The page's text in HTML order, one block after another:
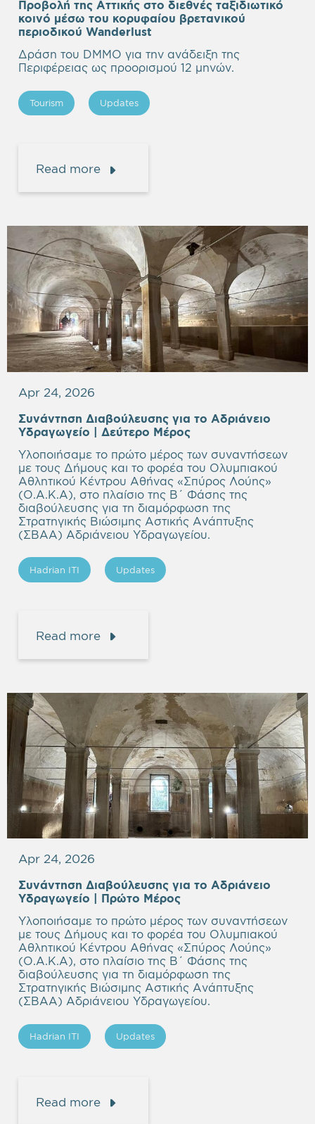
Προβολή της Αττικής στο διεθνές ταξιδιωτικό
κοινό μέσω του κορυφαίου βρετανικού
περιοδικού Wanderlust
Δράση του DMMO για την ανάδειξη της
Περιφέρειας ως προορισμού 12 μηνών.
Tourism Updates
Read more
Apr 24, 2026
Συνάντηση Διαβούλευσης για το Αδριάνειο
Υδραγωγείο | Δεύτερο Μέρος
Υλοποιήσαμε το πρώτο μέρος των συναντήσεων
με τους Δήμους και το φορέα του Ολυμπιακού
Αθλητικού Κέντρου Αθήνας «Σπύρος Λούης»
(Ο.Α.Κ.Α), στο πλαίσιο της Β΄ Φάσης της
διαβούλευσης για τη διαμόρφωση της
Στρατηγικής Βιώσιμης Αστικής Ανάπτυξης
(ΣΒΑΑ) Αδριάνειου Υδραγωγείου.
Hadrian ITI Updates
Read more
Apr 24, 2026
Συνάντηση Διαβούλευσης για το Αδριάνειο
Υδραγωγείο | Πρώτο Μέρος
Υλοποιήσαμε το πρώτο μέρος των συναντήσεων
με τους Δήμους και το φορέα του Ολυμπιακού
Αθλητικού Κέντρου Αθήνας «Σπύρος Λούης»
(Ο.Α.Κ.Α), στο πλαίσιο της Β΄ Φάσης της
διαβούλευσης για τη διαμόρφωση της
Στρατηγικής Βιώσιμης Αστικής Ανάπτυξης
(ΣΒΑΑ) Αδριάνειου Υδραγωγείου.
Hadrian ITI Updates
Read more